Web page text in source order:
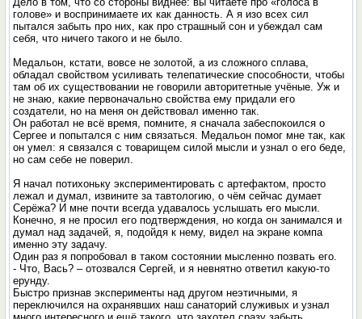
голове» и воспринимаете их как данность. А я изо всех сил
пытался забыть про них, как про страшный сон и убеждал сам
себя, что ничего такого и не было.
Медальон, кстати, вовсе не золотой, а из сложного сплава,
обладал свойством усиливать телепатические способности, чтобы
там об их существовании не говорили авторитетные учёные. Уж и
не знаю, какие первоначально свойства ему придали его
создатели, но на меня он действовал именно так.
Он работал не всё время, помните, я сначала забеспокоился о
Сергее и попытался с ним связаться. Медальон помог мне так, как
он умел: я связался с товарищем силой мысли и узнал о его беде,
но сам себе не поверил.
Я начал потихоньку экспериментировать с артефактом, просто
лежал и думал, извините за тавтологию, о чём сейчас думает
Серёжа? И мне почти всегда удавалось услышать его мысли.
Конечно, я не просил его подтверждения, но когда он занимался и
думал над задачей, я, подойдя к нему, видел на экране компа
именно эту задачу.
Один раз я попробовал в таком состоянии мысленно позвать его.
- Что, Вась? – отозвался Сергей, и я невнятно ответил какую-то
ерунду.
Быстро признав эксперименты над другом неэтичными, я
переключился на охранявших наш санаторий служивых и узнал